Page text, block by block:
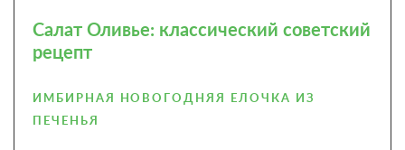
Салат Оливье: классический советский
рецепт
ИМБИРНАЯ НОВОГОДНЯЯ ЕЛОЧКА ИЗ
ПЕЧЕНЬЯ